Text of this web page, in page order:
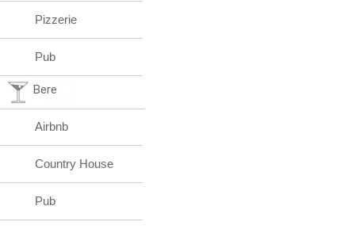
Pizzerie
Pub
Bere
Airbnb
Country House
Pub